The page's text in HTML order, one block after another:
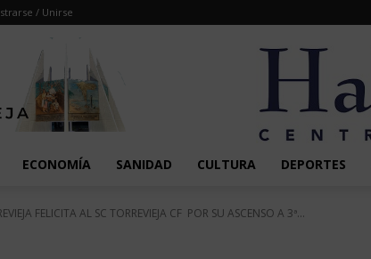
/ Unirse
ECONOMÍA SANIDAD CULTURA DEPORTES
FELICITA AL SC TORREVIEJA CF POR SU ASCENSO A 3ª...